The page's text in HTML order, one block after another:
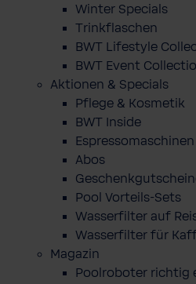
Winter Specials
Trinkflaschen
BWT Lifestyle
BWT Event
Aktionen & Specials
Pflege & Kosmetik
BWT Inside
Espressomaschinen
Abos
Pool Vorteils-Sets
Wasserfilter auf
Wasserfilter für
Magazin
Poolroboter richtig